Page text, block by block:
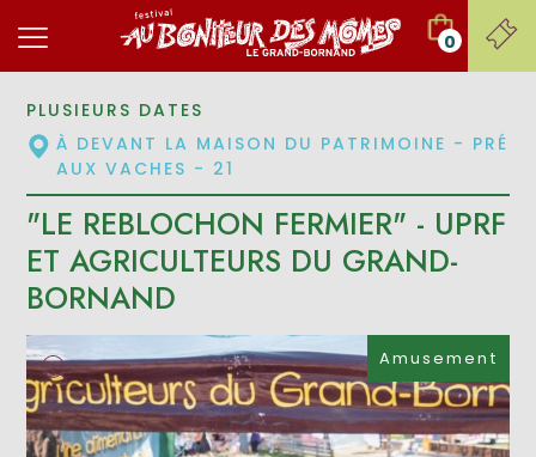
0
Amusement
PLUSIEURS DATES
À DEVANT LA MAISON DU PATRIMOINE - PRÉ
AUX VACHES - 21
"LE REBLOCHON FERMIER" - UPRF
ET AGRICULTEURS DU GRAND-
BORNAND